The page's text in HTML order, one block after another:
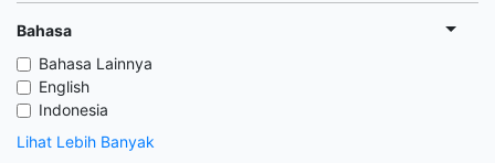
Bahasa
Bahasa Lainnya
English
Indonesia
Lihat Lebih Banyak